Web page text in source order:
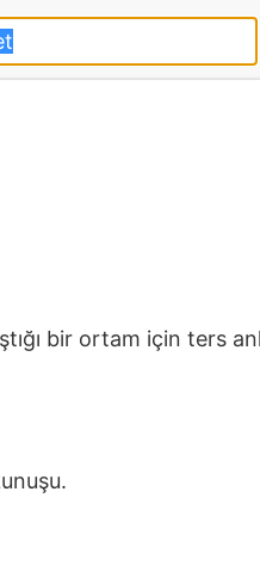
bir ortam için ters